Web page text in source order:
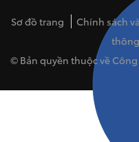
Sơ đồ trang Chính sách
© Bản quyền thuộc về